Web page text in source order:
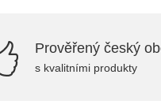
Prověřený český
s kvalitními produkty